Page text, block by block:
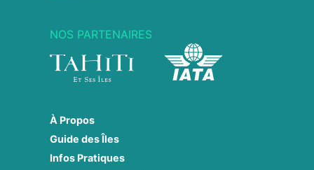
NOS PARTENAIRES
À Propos
Guide des Îles
Infos Pratiques